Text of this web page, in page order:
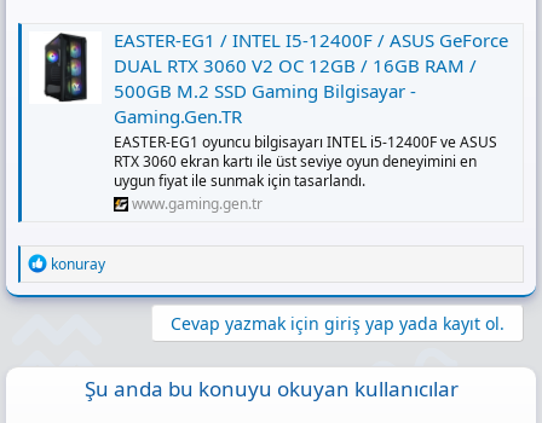
EASTER-EG1 / INTEL I5-12400F / ASUS GeForce
DUAL RTX 3060 V2 OC 12GB / 16GB RAM /
500GB M.2 SSD Gaming Bilgisayar -
Gaming.Gen.TR
EASTER-EG1 oyuncu bilgisayarı INTEL i5-12400F ve ASUS
RTX 3060 ekran kartı ile üst seviye oyun deneyimini en
uygun fiyat ile sunmak için tasarlandı.
www.gaming.gen.tr
R
e
a
konuray
Cevap yazmak için giriş yap yada kayıt ol.
Şu anda bu konuyu okuyan kullanıcılar